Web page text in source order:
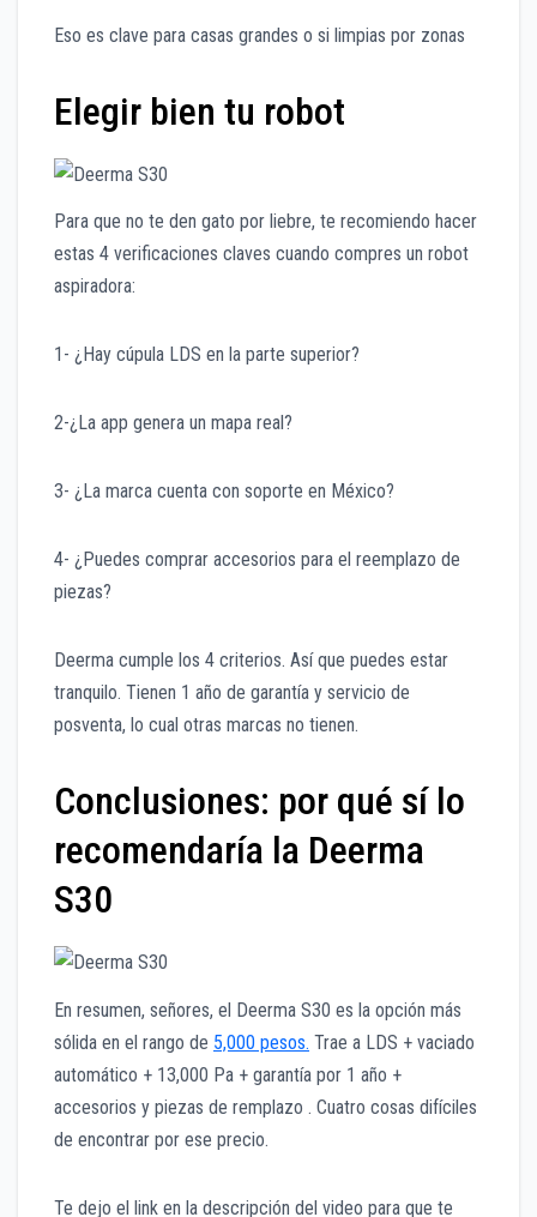
Eso es clave para casas grandes o si limpias por zonas
Elegir bien tu robot
Para que no te den gato por liebre, te recomiendo hacer
estas 4 verificaciones claves cuando compres un robot
aspiradora:
1- ¿Hay cúpula LDS en la parte superior?
2-¿La app genera un mapa real?
3- ¿La marca cuenta con soporte en México?
4- ¿Puedes comprar accesorios para el reemplazo de
piezas?
Deerma cumple los 4 criterios. Así que puedes estar
tranquilo. Tienen 1 año de garantía y servicio de
posventa, lo cual otras marcas no tienen.
Conclusiones: por qué sí lo
recomendaría la Deerma
S30
En resumen, señores, el Deerma S30 es la opción más
sólida en el rango de 5,000 pesos. Trae a LDS + vaciado
automático + 13,000 Pa + garantía por 1 año +
accesorios y piezas de remplazo . Cuatro cosas difíciles
de encontrar por ese precio.
Te dejo el link en la descripción del video para que te